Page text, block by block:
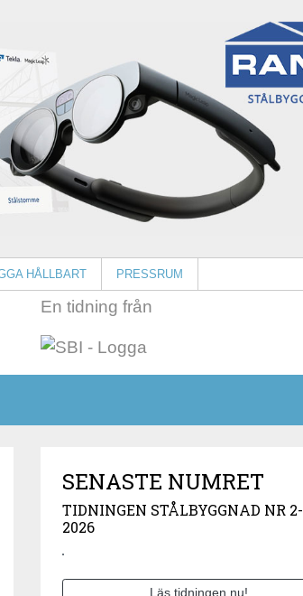
HÅLLBART PRESSRUM
En tidning från
SENASTE NUMRET
TIDNINGEN STÅLBYGGNAD NR 2-
2026
Läs tidningen nu!